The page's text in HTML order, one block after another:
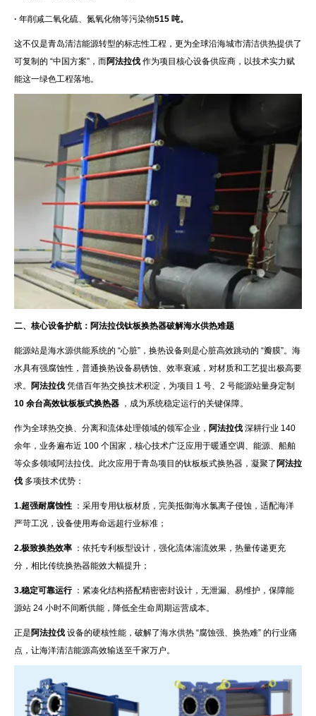
· 年削减二氧化硫、氮氧化物等污染物515 吨。
这不仅是青岛清洁能源转型的标志性工程，更为全球沿海城市清洁供热提供了
可复制的 “中国方案”，而阿法拉伐 作为项目核心设备供应商，以技术实力赋
能这一绿色工程落地。
二、核心设备护航：阿法拉伐钛板换热器破解海水供热难题
能源站是海水源供能系统的 “心脏”，换热设备则是心脏高效跳动的 “瓣膜”。海
水具有强腐蚀性，普通换热设备易锈蚀、效率衰减，对材质和工艺提出极高要
求。
阿法拉伐 凭借百年热交换技术积淀，为项目 1 号、2 号能源站量身定制
10 余台高效钛板板式换热器 ，成为系统稳定运行的关键保障。
作为全球热交换、分离和流体处理领域的领军企业， 阿法拉伐 深耕行业 140
余年，业务遍布近 100 个国家，核心技术广泛应用于暖通空调、能源、船舶
等众多领域阿法拉伐。此次应用于青岛项目的钛板板式换热器，凝聚了 阿法拉
伐 多项技术优势：
1.超强耐腐蚀性 ：采用专用钛板材质，完美抵御海水氯离子侵蚀，适配海洋
严苛工况，设备使用寿命远超行业标准；
2.极致换热效率 ：依托专利板型设计，强化流体湍流效果，热量传递更充
分，相比传统换热器能效大幅提升；
3.稳定可靠运行：紧凑化结构搭配精密密封设计，无泄漏、易维护，保障能
源站 24 小时不间断供能，降低全生命周期运营成本。
正是 阿法拉伐 设备的硬核性能，破解了海水供热 “腐蚀强、换热难” 的行业痛
点，让海洋清洁能源高效输送至千家万户。